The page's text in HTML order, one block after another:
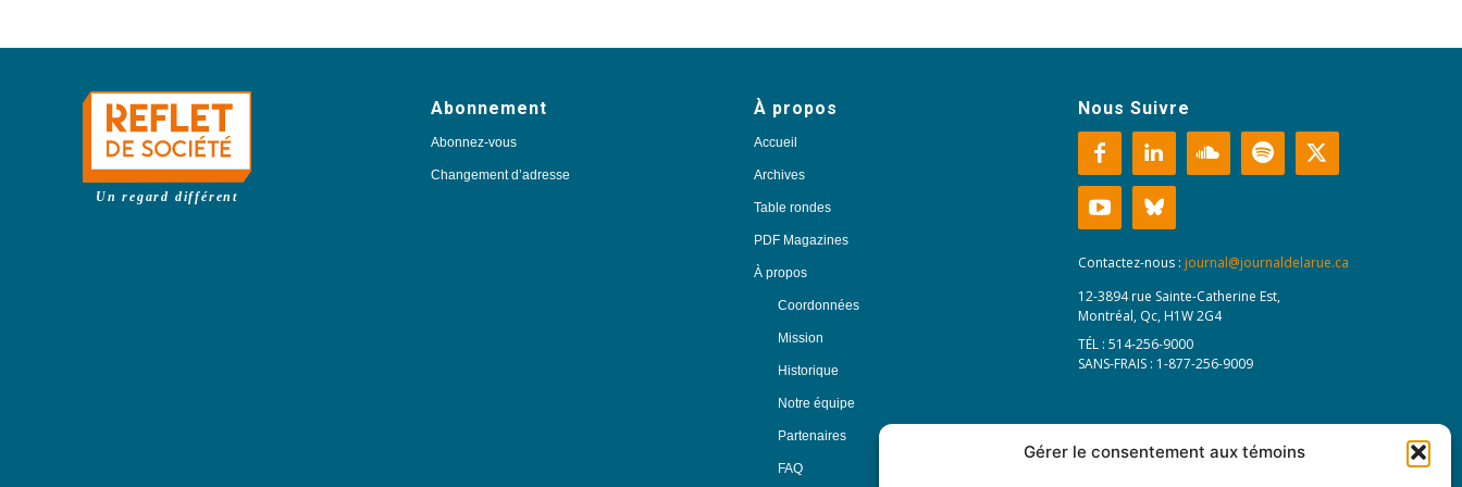
Gérer le consentement aux témoins
Un regard différent
Abonnement
Abonnez-vous
Changement d’adresse
À propos
Accueil
Archives
Table rondes
PDF Magazines
À propos
Coordonnées
Mission
Historique
Notre équipe
Partenaires
FAQ
Nous Suivre
Contactez-nous : journal@journaldelarue.ca
12-3894 rue Sainte-Catherine Est,
Montréal, Qc, H1W 2G4
TÉL : 514-256-9000
SANS-FRAIS : 1-877-256-9009